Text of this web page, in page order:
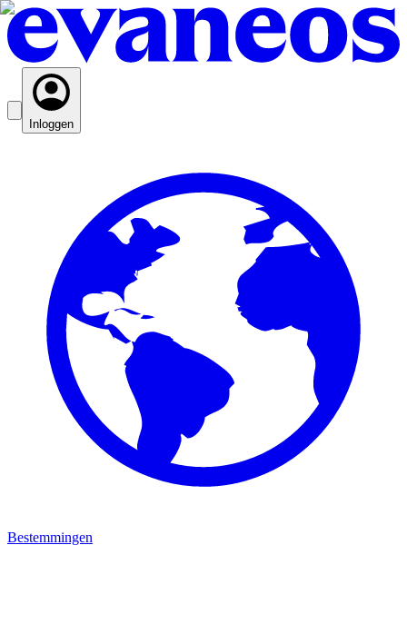
Inloggen
Bestemmingen